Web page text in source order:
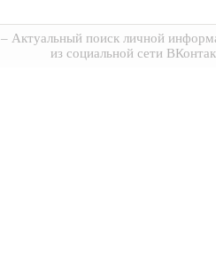
– Актуальный поиск личной
из социальной сети